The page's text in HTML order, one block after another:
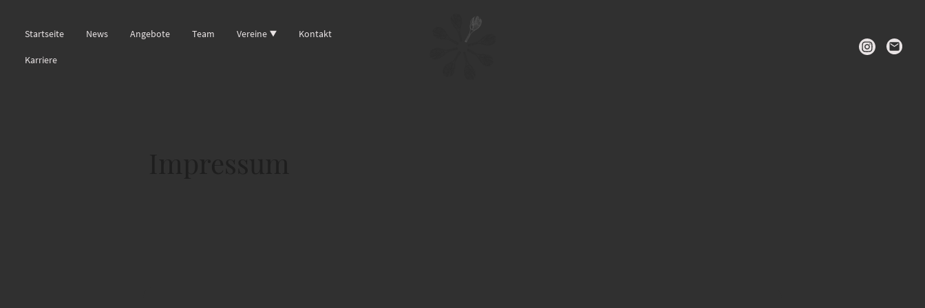
Startseite News Angebote Team Vereine Kontakt
Karriere